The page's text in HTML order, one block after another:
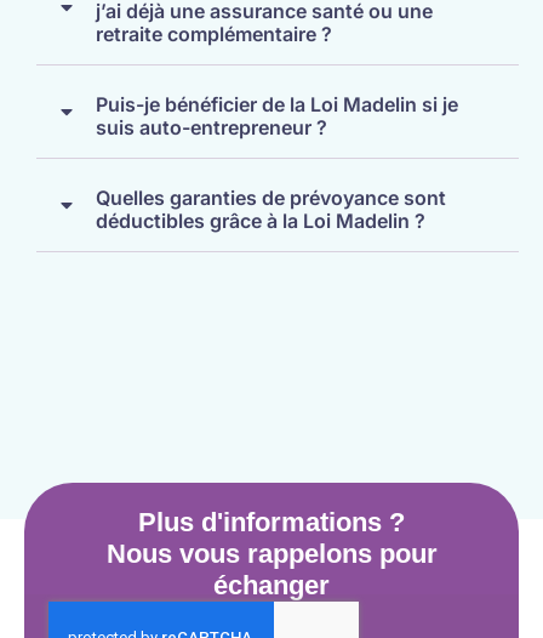
j’ai déjà une assurance santé ou une
retraite complémentaire ?
Puis-je bénéficier de la Loi Madelin si je
suis auto-entrepreneur ?
Quelles garanties de prévoyance sont
déductibles grâce à la Loi Madelin ?
Plus d'informations ?
Nous vous rappelons pour
échanger